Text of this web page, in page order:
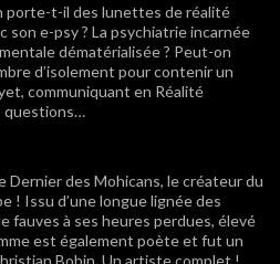
porte-t-il des lunettes de réalité
son e-psy ? La psychiatrie incarnée
dématérialisée ? Peut-on
d’isolement pour contenir un
communiquant en Réalité
questions…
des Mohicans, le créateur du
! Issu d’une longue lignée des
fauves à ses heures perdues, élevé
est également poète et fut un
Bobin. Un artiste complet !